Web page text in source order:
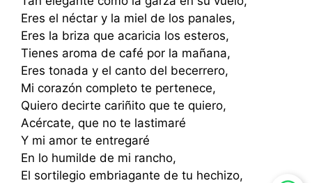
Eres el néctar y la miel de los panales,
Eres la briza que acaricia los esteros,
Tienes aroma de café por la mañana,
Eres tonada y el canto del becerrero,
Mi corazón completo te pertenece,
Quiero decirte cariñito que te quiero,
Acércate, que no te lastimaré
Y mi amor te entregaré
En lo humilde de mi rancho,
El sortilegio embriagante de tu hechizo,